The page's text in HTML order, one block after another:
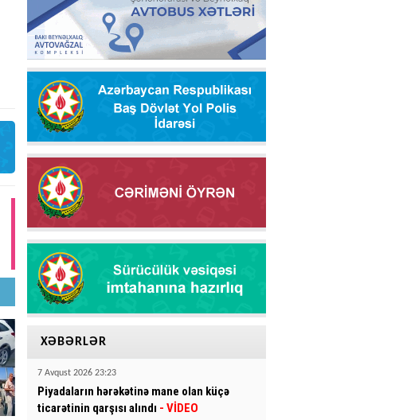
XƏBƏRLƏR
7 Avqust 2026 23:23
Piyadaların hərəkətinə mane olan küçə
ticarətinin qarşısı alındı - VİDEO